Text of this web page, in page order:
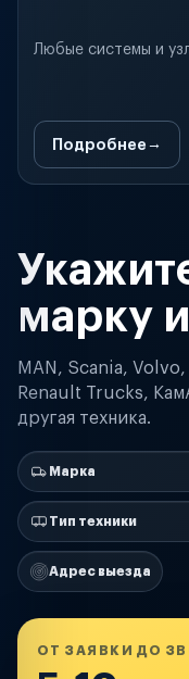
Любые системы и
Подробнее
марку
MAN, Scania,
Renault Trucks,
другая техника.
Марка
Тип техники
Адрес выезда
ОТ ЗАЯВКИ ДО